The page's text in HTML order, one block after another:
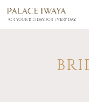
FOR YOUR BIG DAY. FOR EVERY DAY.